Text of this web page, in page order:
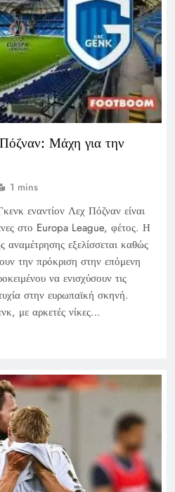
Μάχη για την
1 mins
εναντίον Λεχ Πόζναν είναι
στο Europa League, φέτος. Η
αναμέτρησης εξελίσσεται καθώς
την πρόκριση στην επόμενη
να ενισχύσουν τις
στην ευρωπαϊκή σκηνή.
με αρκετές νίκες…